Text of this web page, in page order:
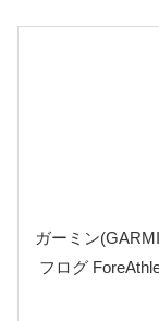
ガーミン
フログ